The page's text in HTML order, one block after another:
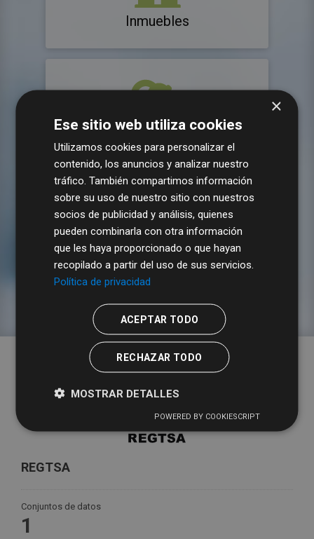
Inmuebles
Consumos agua
Tarifas y tipos impositivos
REGTSA
Conjuntos de datos
1
×
Ese sitio web utiliza cookies
Utilizamos cookies para personalizar el
contenido, los anuncios y analizar nuestro
tráfico. También compartimos información
sobre su uso de nuestro sitio con nuestros
socios de publicidad y análisis, quienes
pueden combinarla con otra información
que les haya proporcionado o que hayan
recopilado a partir del uso de sus servicios.
Política de privacidad
ACEPTAR TODO
RECHAZAR TODO
MOSTRAR DETALLES
POWERED BY COOKIESCRIPT